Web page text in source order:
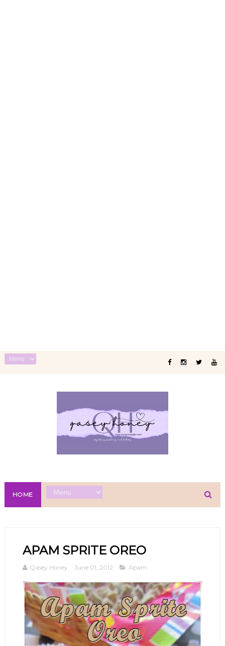
HOME
APAM SPRITE OREO
Qasey Honey June 01, 2012 Apam